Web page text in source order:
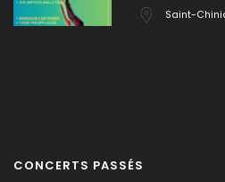
Saint-
CONCERTS PASSÉS